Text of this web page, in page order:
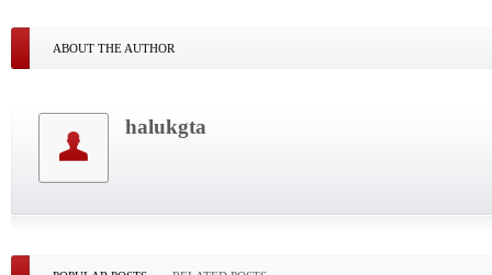
ABOUT THE AUTHOR
halukgta